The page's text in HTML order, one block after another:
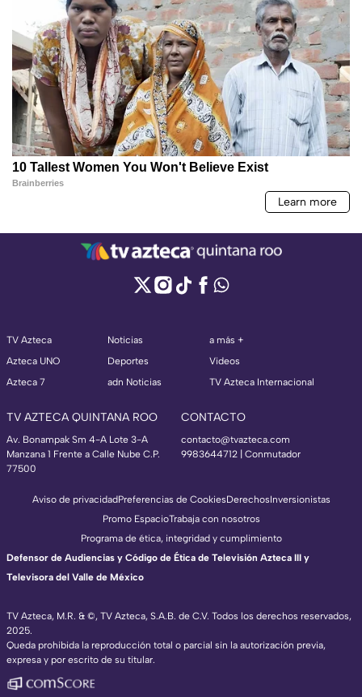
TV Azteca
Azteca UNO
Azteca 7
Noticias
Deportes
adn Noticias
a más +
Videos
TV Azteca Internacional
TV AZTECA QUINTANA ROO
Av. Bonampak Sm 4-A Lote 3-A
Manzana 1 Frente a Calle Nube C.P.
77500
CONTACTO
contacto@tvazteca.com
9983644712 | Conmutador
TV Azteca, M.R. & ©, TV Azteca, S.A.B. de C.V. Todos los derechos reservados,
2025.
Queda prohibida la reproducción total o parcial sin la autorización previa,
expresa y por escrito de su titular.
Aviso de privacidadPreferencias de CookiesDerechosInversionistas
Promo EspacioTrabaja con nosotros
Programa de ética, integridad y cumplimiento
Defensor de Audiencias y Código de Ética de Televisión Azteca III y
Televisora del Valle de México